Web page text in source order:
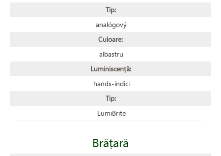
Tip:
analógový
Culoare:
albastru
Luminiscență:
hands-indici
Tip:
LumiBrite
Brățară